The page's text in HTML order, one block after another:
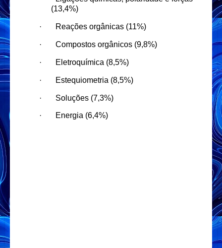
(13,4%)
· Reações orgânicas (11%)
· Compostos orgânicos (9,8%)
· Eletroquímica (8,5%)
· Estequiometria (8,5%)
· Soluções (7,3%)
· Energia (6,4%)